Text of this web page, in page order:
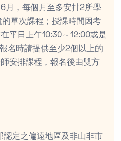
月，每個月至多安排2所學
單次課程；授課時間因考
平日上午10:30～12:00或是
名時請提供至少2個以上的
安排課程，報名後由雙方
認定之偏遠地區及非山非市